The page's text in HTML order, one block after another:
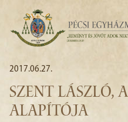
2017.06.27.
SZENT LÁSZLÓ,
ALAPÍTÓJA